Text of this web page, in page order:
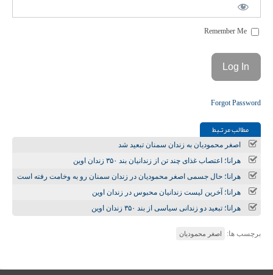
Forgot Password
مطالب مرتـبط
اصغر محمودیان به زندان سمنان تبعید شد
هرانا؛ اعتصاب غذای چند تن از زندانیان بند ۳۵۰ زندان اوین
هرانا؛ حال جسمی اصغر محمودیان در زندان سمنان رو به وخامت رفته است
هرانا؛ آخرین لیست زندانیان محبوس در زندان اوین
هرانا؛ تبعید دو زندانی سیاسی از بند ۳۵۰ زندان اوین
برچسب ها: اصغر محمودیان